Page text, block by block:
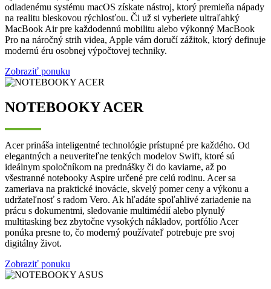
odladenému systému macOS získate nástroj, ktorý premieňa nápady
na realitu bleskovou rýchlosťou. Či už si vyberiete ultraľahký
MacBook Air pre každodennú mobilitu alebo výkonný MacBook
Pro na náročný strih videa, Apple vám doručí zážitok, ktorý definuje
modernú éru osobnej výpočtovej techniky.
Zobraziť ponuku
NOTEBOOKY ACER
Acer prináša inteligentné technológie prístupné pre každého. Od
elegantných a neuveriteľne tenkých modelov Swift, ktoré sú
ideálnym spoločníkom na prednášky či do kaviarne, až po
všestranné notebooky Aspire určené pre celú rodinu. Acer sa
zameriava na praktické inovácie, skvelý pomer ceny a výkonu a
udržateľnosť s radom Vero. Ak hľadáte spoľahlivé zariadenie na
prácu s dokumentmi, sledovanie multimédií alebo plynulý
multitasking bez zbytočne vysokých nákladov, portfólio Acer
ponúka presne to, čo moderný používateľ potrebuje pre svoj
digitálny život.
Zobraziť ponuku